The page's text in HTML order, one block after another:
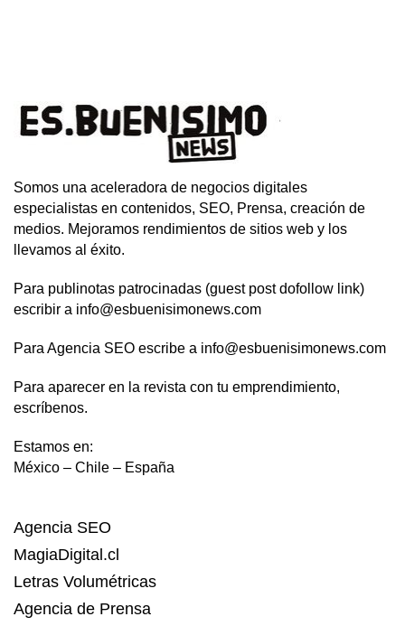
Somos una aceleradora de negocios digitales
especialistas en contenidos, SEO, Prensa, creación de
medios. Mejoramos rendimientos de sitios web y los
llevamos al éxito.
Para publinotas patrocinadas (guest post dofollow link)
escribir a info@esbuenisimonews.com
Para Agencia SEO escribe a info@esbuenisimonews.com
Para aparecer en la revista con tu emprendimiento,
escríbenos.
Estamos en:
México – Chile – España
Agencia SEO
MagiaDigital.cl
Letras Volumétricas
Agencia de Prensa